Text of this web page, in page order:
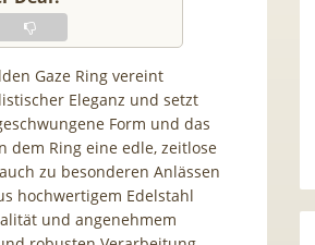
Gaze Ring vereint
Eleganz und setzt
Form und das
dem Ring eine edle, zeitlose
zu besonderen Anlässen
hochwertigem Edelstahl
und angenehmem
E1600
0W
Akku
HAMMER 💶 300€
kostenloses ING
(1.000€
gratis VISA +